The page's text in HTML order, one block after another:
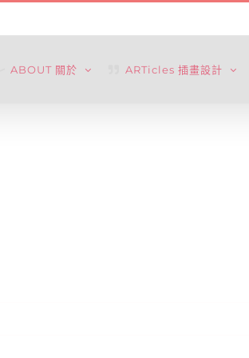
ABOUT 關於 ARTicles 插畫設計